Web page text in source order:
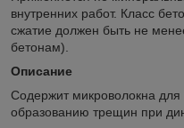
внутренних работ. Класс
сжатие должен быть не
бетонам).
Описание
Содержит микроволокна для
образованию трещин при